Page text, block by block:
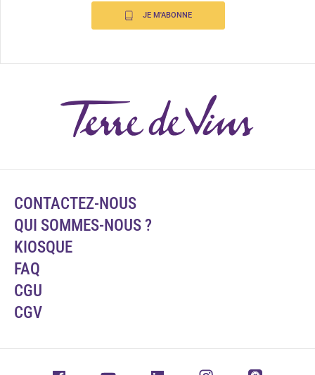
JE M'ABONNE
CONTACTEZ-NOUS
QUI SOMMES-NOUS ?
KIOSQUE
FAQ
CGU
CGV